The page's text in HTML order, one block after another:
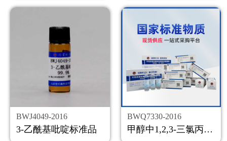
BWJ4049-2016
3-乙酰基吡啶标准品
BWQ7330-2016
甲醇中1,2,3-三氯丙烷溶液标准物质
返回主页